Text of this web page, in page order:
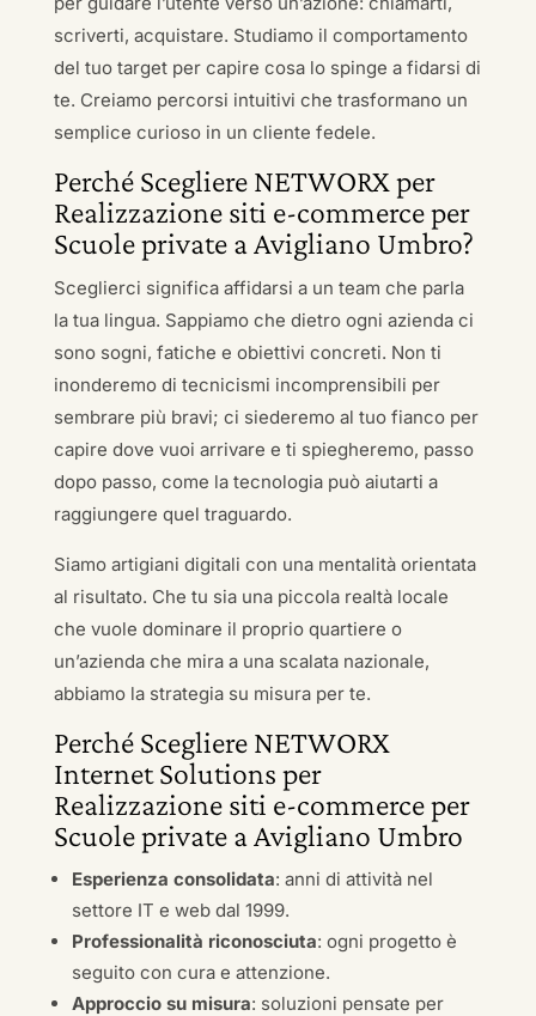
scriverti, acquistare. Studiamo il comportamento
del tuo target per capire cosa lo spinge a fidarsi di
te. Creiamo percorsi intuitivi che trasformano un
semplice curioso in un cliente fedele.
Perché Scegliere NETWORX per
Realizzazione siti e-commerce per
Scuole private a Avigliano Umbro?
Sceglierci significa affidarsi a un team che parla
la tua lingua. Sappiamo che dietro ogni azienda ci
sono sogni, fatiche e obiettivi concreti. Non ti
inonderemo di tecnicismi incomprensibili per
sembrare più bravi; ci siederemo al tuo fianco per
capire dove vuoi arrivare e ti spiegheremo, passo
dopo passo, come la tecnologia può aiutarti a
raggiungere quel traguardo.
Siamo artigiani digitali con una mentalità orientata
al risultato. Che tu sia una piccola realtà locale
che vuole dominare il proprio quartiere o
un’azienda che mira a una scalata nazionale,
abbiamo la strategia su misura per te.
Perché Scegliere NETWORX
Internet Solutions per
Realizzazione siti e-commerce per
Scuole private a Avigliano Umbro
Esperienza consolidata: anni di attività nel
settore IT e web dal 1999.
Professionalità riconosciuta: ogni progetto è
seguito con cura e attenzione.
Approccio su misura: soluzioni pensate per